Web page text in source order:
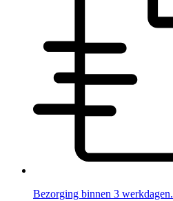
Bezorging binnen 3 werkdagen.